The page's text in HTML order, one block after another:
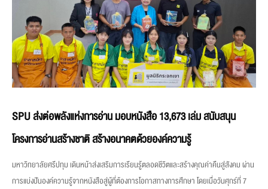
SPU ส่งต่อพลังแห่งการอ่าน มอบหนังสือ 13,673 เล่ม สนับสนุน
โครงการอ่านสร้างชาติ สร้างอนาคตด้วยองค์ความรู้
มหาวิทยาลัยศรีปทุม เดินหน้าส่งเสริมการเรียนรู้ตลอดชีวิตและสร้างคุณค่าคืนสู่สังคม ผ่าน
การแบ่งปันองค์ความรู้จากหนังสือสู่ผู้ที่ต้องการโอกาสทางการศึกษา โดยเมื่อวันศุกร์ที่ 7